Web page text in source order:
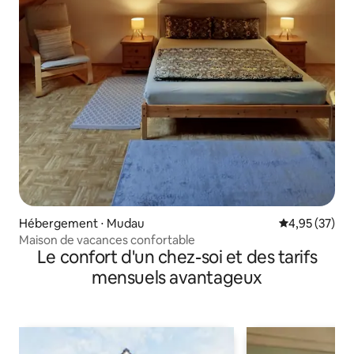
Hébergement ⋅ Mudau Évaluation
4,95 (37)
Maison de vacances confortable
Le confort d'un chez-soi et des tarifs
mensuels avantageux